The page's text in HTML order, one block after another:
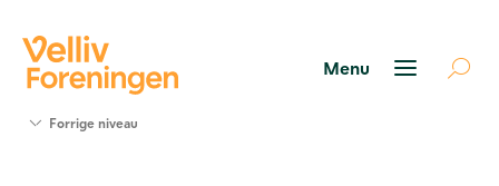
Forrige niveau